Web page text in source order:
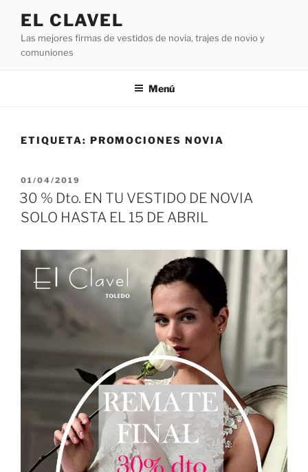
contenido
EL CLAVEL
Las mejores firmas de vestidos de novia, trajes de novio y
comuniones
Menú
ETIQUETA: PROMOCIONES NOVIA
PUBLICADO
EL
01/04/2019
30 % Dto. EN TU VESTIDO DE NOVIA
SOLO HASTA EL 15 DE ABRIL